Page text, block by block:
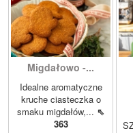
Migdałowo -...
Idealne aromatyczne
kruche ciasteczka o
smaku migdałów,... ⇖
363